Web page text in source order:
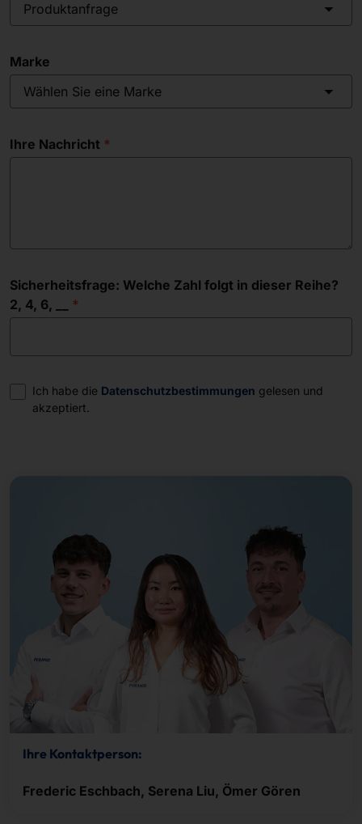
Produktanfrage
Marke
Wählen Sie eine Marke
Ihre Nachricht
Sicherheitsfrage: Welche Zahl folgt in dieser Reihe?
2, 4, 6, __
Einwilligung
Ich habe die Datenschutzbestimmungen gelesen und
akzeptiert.
Ihre Kontaktperson:
Frederic Eschbach, Serena Liu, Ömer Gören